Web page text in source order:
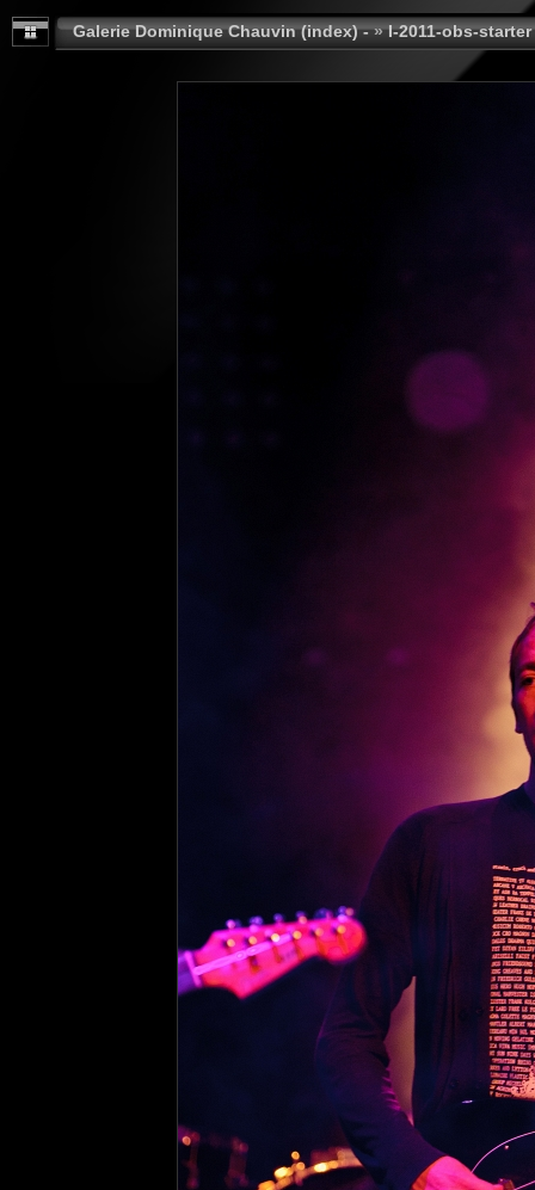
Galerie Dominique Chauvin (index) -»I-2011-obs-starter